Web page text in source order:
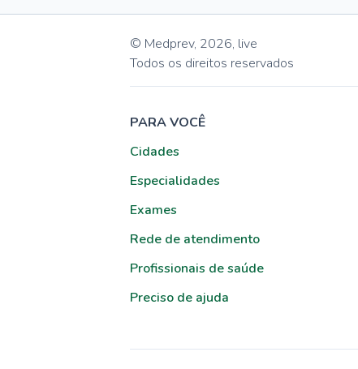
© Medprev, 2026, live
Todos os direitos reservados
PARA VOCÊ
Cidades
Especialidades
Exames
Rede de atendimento
Profissionais de saúde
Preciso de ajuda